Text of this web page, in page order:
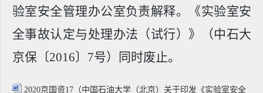
验室安全管理办公室负责解释。《实验室安
全事故认定与处理办法（试行）》（中石大
京保〔2016〕7号）同时废止。
2020京国资17（中国石油大学（北京）关于印发《实验室安全